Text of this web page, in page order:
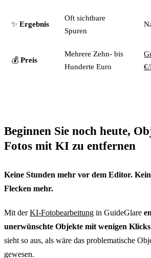
✨ Ergebnis
Oft sichtbare
Spuren
💰 Preis
Mehrere Zehn- bis
Hunderte Euro
Beginnen Sie noch heute,
Fotos mit KI zu entfernen
Keine Stunden mehr vor dem Editor.
Flecken mehr.
Mit derKI-Fotobearbeitung in GuideGlare
unerwünschte Objekte mit wenigen Klicks
sieht so aus, als wäre das problematische
gewesen.